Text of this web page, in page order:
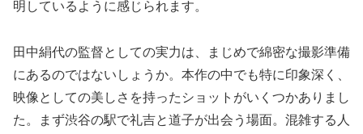
明しているように感じられます。
田中絹代の監督としての実力は、まじめで綿密な撮影準備
にあるのではないしょうか。本作の中でも特に印象深く、
映像としての美しさを持ったショットがいくつかありまし
た。まず渋谷の駅で礼吉と道子が出会う場面。混雑する人